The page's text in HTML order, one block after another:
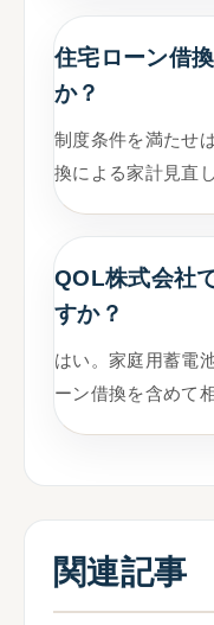
住宅ローン借
か？
制度条件を満たせ
換による家計見直
QOL株式会社
すか？
はい。家庭用蓄電
ーン借換を含めて
関連記事